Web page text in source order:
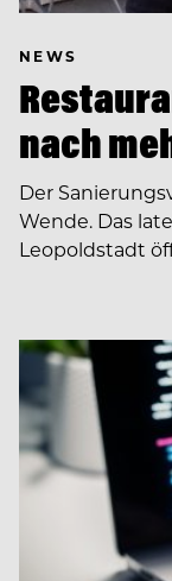
NEWS
nach
Der
Wende. Das
Leopoldstadt